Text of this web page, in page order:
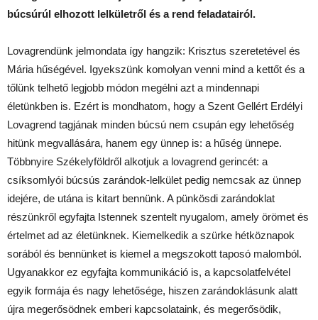
búcsúrúl elhozott lelkületről és a rend feladatairól.
Lovagrendünk jelmondata így hangzik: Krisztus szeretetével és
Mária hűségével. Igyekszünk komolyan venni mind a kettőt és a
tőlünk telhető legjobb módon megélni azt a mindennapi
életünkben is. Ezért is mondhatom, hogy a Szent Gellért Erdélyi
Lovagrend tagjának minden búcsú nem csupán egy lehetőség
hitünk megvallására, hanem egy ünnep is: a hűség ünnepe.
Többnyire Székelyföldről alkotjuk a lovagrend gerincét: a
csíksomlyói búcsús zarándok-lelkület pedig nemcsak az ünnep
idejére, de utána is kitart bennünk. A pünkösdi zarándoklat
részünkről egyfajta Istennek szentelt nyugalom, amely örömet és
értelmet ad az életünknek. Kiemelkedik a szürke hétköznapok
sorából és bennünket is kiemel a megszokott taposó malomból.
Ugyanakkor ez egyfajta kommunikáció is, a kapcsolatfelvétel
egyik formája és nagy lehetősége, hiszen zarándoklásunk alatt
újra megerősödnek emberi kapcsolataink, és megerősödik,